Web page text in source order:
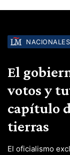
NACIONALES
El
votos y
capítulo
tierras
El oficialismo